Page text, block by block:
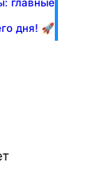
дня! 🚀